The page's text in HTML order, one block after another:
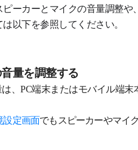
ーカーとマイクの音量調整や
以下を参照してください。
量を調整する
、PC端末またはモバイル端末
設定画面でもスピーカーやマイ